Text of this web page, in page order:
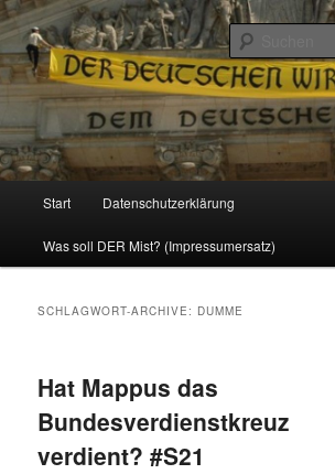
Reizzentrum
Politik, Wirtschaft, Soziales und Gesellschaft
Zum
Inhalt
Zum
sekundären
Start Datenschutzerklärung
Was soll DER Mist? (Impressumersatz)
SCHLAGWORT-ARCHIVE: DUMME
Hat Mappus das
Bundesverdienstkreuz
verdient? #S21